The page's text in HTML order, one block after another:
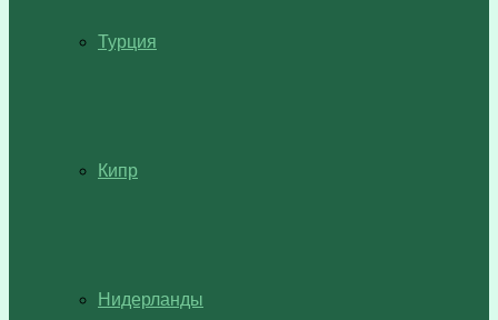
Турция
Кипр
Нидерланды